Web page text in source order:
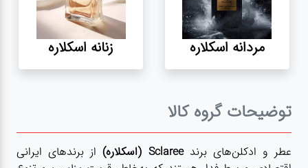
کیف
زنانه
کیف
عطر
مینی
مردانه اسکلاره زنانه اسکلاره
توضیحات گروه کالا
عطر و ادکلن‌های برندSclaree (اسکلاره)
از برندهای ایرانی